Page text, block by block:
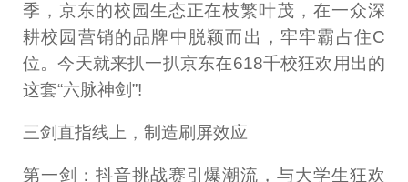
季，京东的校园生态正在枝繁叶茂，在一众深
耕校园营销的品牌中脱颖而出，牢牢霸占住C
位。今天就来扒一扒京东在618千校狂欢用出的
这套“六脉神剑”!
三剑直指线上，制造刷屏效应
第一剑：抖音挑战赛引爆潮流，与大学生狂欢